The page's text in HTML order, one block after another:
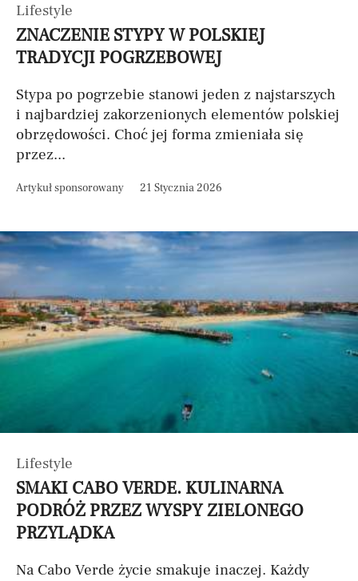
Lifestyle
ZNACZENIE STYPY W POLSKIEJ
TRADYCJI POGRZEBOWEJ
Stypa po pogrzebie stanowi jeden z najstarszych
i najbardziej zakorzenionych elementów polskiej
obrzędowości. Choć jej forma zmieniała się
przez...
Artykuł sponsorowany 21 Stycznia 2026
Lifestyle
SMAKI CABO VERDE. KULINARNA
PODRÓŻ PRZEZ WYSPY ZIELONEGO
PRZYLĄDKA
Na Cabo Verde życie smakuje inaczej. Każdy